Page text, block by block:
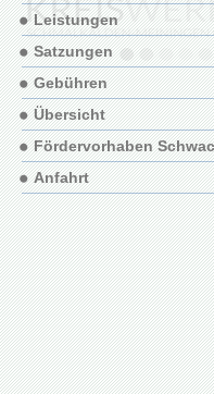
Leistungen
Satzungen
Gebühren
Übersicht
Fördervorhaben
Anfahrt